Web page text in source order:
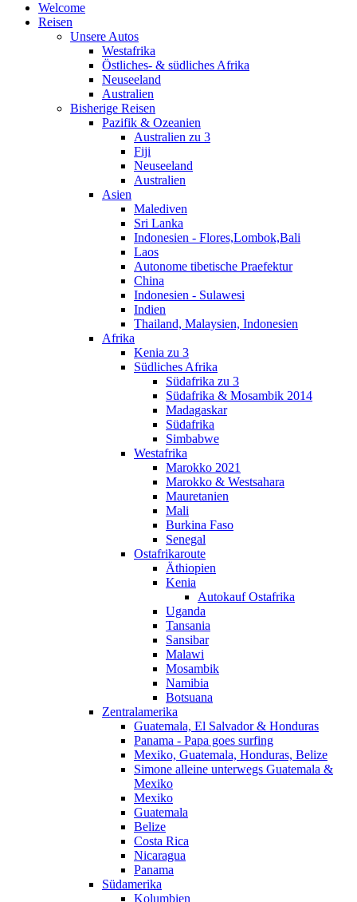
Welcome
Reisen
Unsere Autos
Westafrika
Östliches- & südliches Afrika
Neuseeland
Australien
Bisherige Reisen
Pazifik & Ozeanien
Australien zu 3
Fiji
Neuseeland
Australien
Asien
Malediven
Sri Lanka
Indonesien - Flores,Lombok,Bali
Laos
Autonome tibetische Praefektur
China
Indonesien - Sulawesi
Indien
Thailand, Malaysien, Indonesien
Afrika
Kenia zu 3
Südliches Afrika
Südafrika zu 3
Südafrika & Mosambik 2014
Madagaskar
Südafrika
Simbabwe
Westafrika
Marokko 2021
Marokko & Westsahara
Mauretanien
Mali
Burkina Faso
Senegal
Ostafrikaroute
Äthiopien
Kenia
Autokauf Ostafrika
Uganda
Tansania
Sansibar
Malawi
Mosambik
Namibia
Botsuana
Zentralamerika
Guatemala, El Salvador & Honduras
Panama - Papa goes surfing
Mexiko, Guatemala, Honduras, Belize
Simone alleine unterwegs Guatemala &
Mexiko
Mexiko
Guatemala
Belize
Costa Rica
Nicaragua
Panama
Südamerika
Kolumbien